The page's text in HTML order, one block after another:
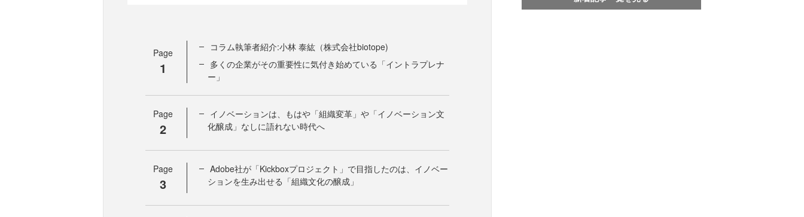
Page
1
コラム執筆者紹介:小林 泰紘（株式会社biotope)
多くの企業がその重要性に気付き始めている「イントラプレナ
ー」
Page
2
イノベーションは、もはや「組織変革」や「イノベーション文
化醸成」なしに語れない時代へ
Page
3
Adobe社が「Kickboxプロジェクト」で目指したのは、イノベー
ションを生み出せる「組織文化の醸成」